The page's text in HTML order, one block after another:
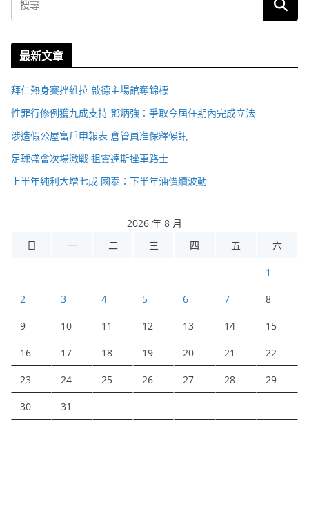
最新文章
拜仁熱身賽挫維拉 啟德主場館奪錦標
性罪行修例獲九成支持 鄧炳強：爭取今屆任期內完成立法
涉造假公屋富戶申報表 倉管員准保釋候訊
足球盛會次場激戰 祖雲達斯挫車路士
上半年純利大增七成 國泰：下半年油價續波動
2026 年 8 月
日
一 二 三 四 五 六
1
2 3 4 5 6 7 8
9 10 11 12 13 14 15
16 17 18 19 20 21 22
23 24 25 26 27 28 29
30 31